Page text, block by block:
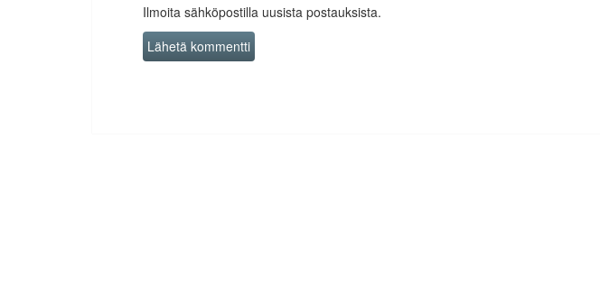
Ilmoita sähköpostilla uusista postauksista.